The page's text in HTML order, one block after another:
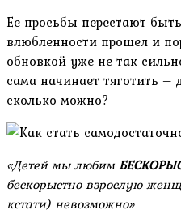
Ее просьбы перестают
влюбленности прошел и
обновкой уже не так
сама начинает тяготить –
сколько можно?
«Детей мы любим
бескорыстно взрослую
кстати) невозможно»